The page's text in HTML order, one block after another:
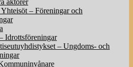
aktörer
– Föreningar och
Idrottsföreningar
– Ungdoms- och